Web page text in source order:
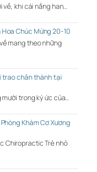
về, khi cái nắng han…
Chúc Mừng 20-10
mang theo những
trao chân thành tại
mười trong ký ức của…
Khám Cơ Xương
Chiropractic Trẻ nhỏ